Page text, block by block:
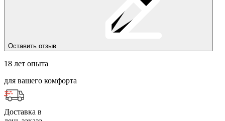
Оставить отзыв
18 лет опыта
для вашего комфорта
Доставка в